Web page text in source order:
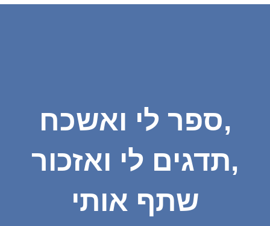
ספר לי ואשכח,
תדגים לי ואזכור,
שתף אותי